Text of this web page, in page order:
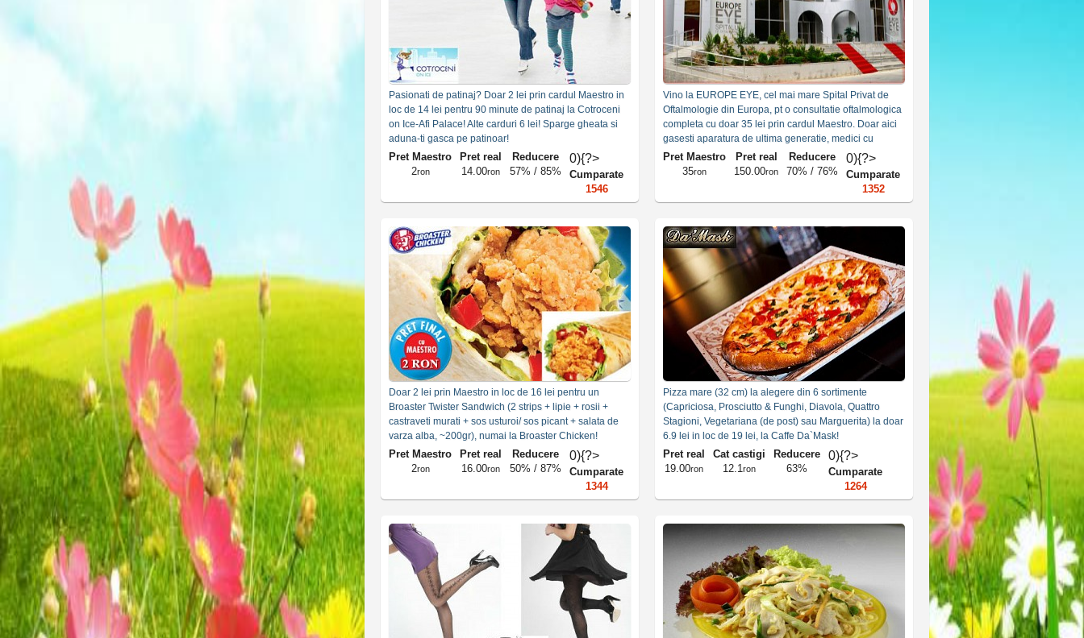
Pasionati de patinaj? Doar 2 lei prin cardul Maestro in
loc de 14 lei pentru 90 minute de patinaj la Cotroceni
on Ice-Afi Palace! Alte carduri 6 lei! Sparge gheata si
aduna-ti gasca pe patinoar!
Pret Maestro
2ron
Pret real
14.00ron
0){?>
Reducere
57% / 85%
Cumparate
1546
Vino la EUROPE EYE, cel mai mare Spital Privat de
Oftalmologie din Europa, pt o consultatie oftalmologica
completa cu doar 35 lei prin cardul Maestro. Doar aici
gasesti aparatura de ultima generatie, medici cu
experienta internationala.
Pret Maestro
35ron
Pret real
150.00ron
0){?>
Reducere
70% / 76%
Cumparate
1352
Doar 2 lei prin Maestro in loc de 16 lei pentru un
Broaster Twister Sandwich (2 strips + lipie + rosii +
castraveti murati + sos usturoi/ sos picant + salata de
varza alba, ~200gr), numai la Broaster Chicken!
Pret Maestro
2ron
Pret real
16.00ron
0){?>
Reducere
50% / 87%
Cumparate
1344
Pizza mare (32 cm) la alegere din 6 sortimente
(Capriciosa, Prosciutto & Funghi, Diavola, Quattro
Stagioni, Vegetariana (de post) sau Marguerita) la doar
6.9 lei in loc de 19 lei, la Caffe Da`Mask!
Pret real
19.00ron
0){?>
Cat castigi
12.1ron
Reducere
63%
Cumparate
1264